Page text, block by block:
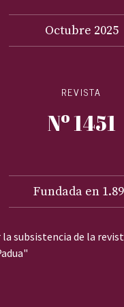
Octubre 2025
REVISTA
Nº 1451
Fundada en
subsistencia de la